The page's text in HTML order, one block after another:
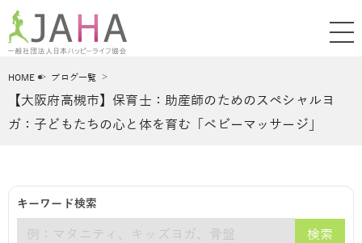
HOME ブログ一覧
【大阪府高槻市】保育士：助産師のためのスペシャルヨ
ガ：子どもたちの心と体を育む「ベビーマッサージ」
キーワード検索
検索